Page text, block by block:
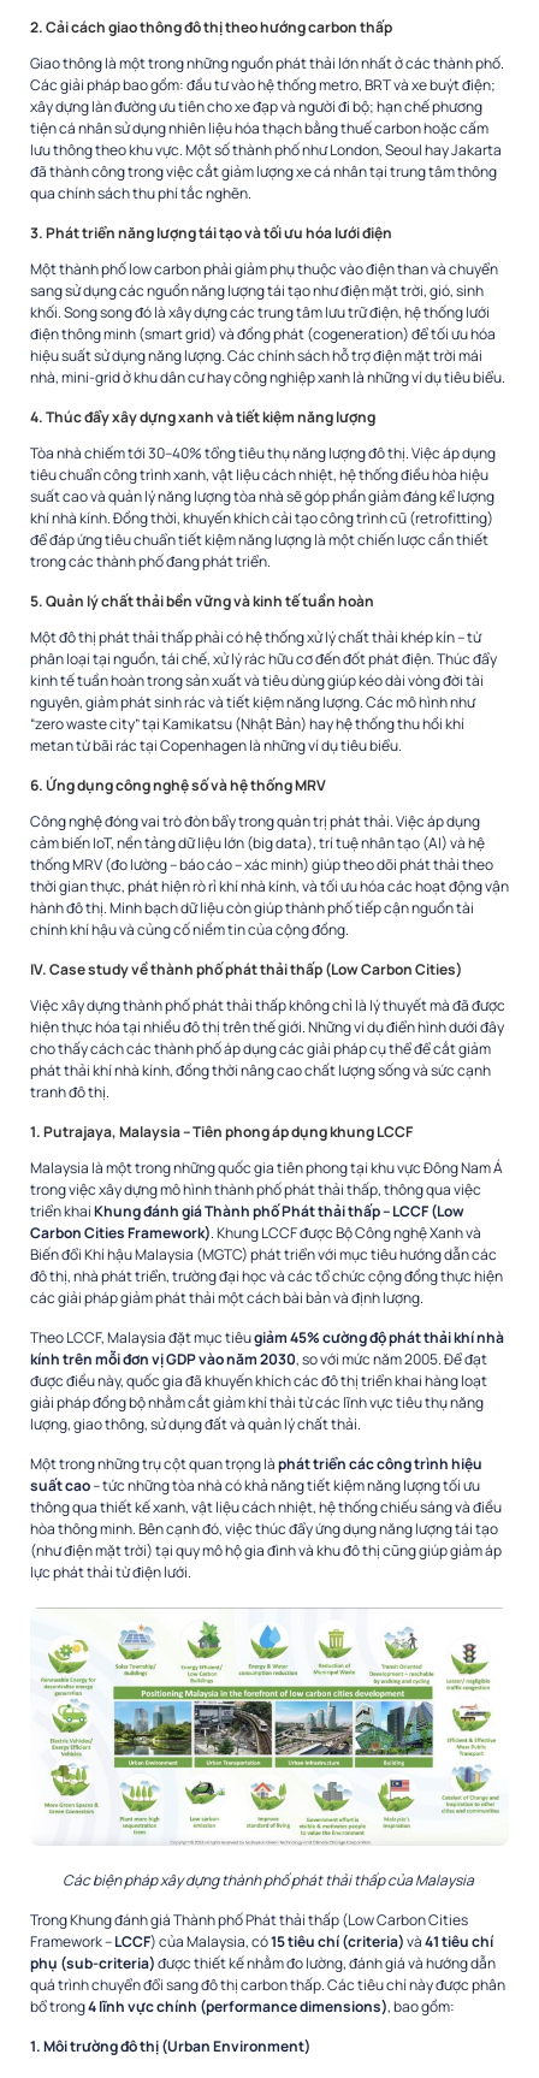
2. Cải cách giao thông đô thị theo hướng carbon thấp
Giao thông là một trong những nguồn phát thải lớn nhất ở các thành phố.
Các giải pháp bao gồm: đầu tư vào hệ thống metro, BRT và xe buýt điện;
xây dựng làn đường ưu tiên cho xe đạp và người đi bộ; hạn chế phương
tiện cá nhân sử dụng nhiên liệu hóa thạch bằng thuế carbon hoặc cấm
lưu thông theo khu vực. Một số thành phố như London, Seoul hay Jakarta
đã thành công trong việc cắt giảm lượng xe cá nhân tại trung tâm thông
qua chính sách thu phí tắc nghẽn.
3. Phát triển năng lượng tái tạo và tối ưu hóa lưới điện
Một thành phố low carbon phải giảm phụ thuộc vào điện than và chuyển
sang sử dụng các nguồn năng lượng tái tạo như điện mặt trời, gió, sinh
khối. Song song đó là xây dựng các trung tâm lưu trữ điện, hệ thống lưới
điện thông minh (smart grid) và đồng phát (cogeneration) để tối ưu hóa
hiệu suất sử dụng năng lượng. Các chính sách hỗ trợ điện mặt trời mái
nhà, mini-grid ở khu dân cư hay công nghiệp xanh là những ví dụ tiêu biểu.
4. Thúc đẩy xây dựng xanh và tiết kiệm năng lượng
Tòa nhà chiếm tới 30–40% tổng tiêu thụ năng lượng đô thị. Việc áp dụng
tiêu chuẩn công trình xanh, vật liệu cách nhiệt, hệ thống điều hòa hiệu
suất cao và quản lý năng lượng tòa nhà sẽ góp phần giảm đáng kể lượng
khí nhà kính. Đồng thời, khuyến khích cải tạo công trình cũ (retrofitting)
để đáp ứng tiêu chuẩn tiết kiệm năng lượng là một chiến lược cần thiết
trong các thành phố đang phát triển.
5. Quản lý chất thải bền vững và kinh tế tuần hoàn
Một đô thị phát thải thấp phải có hệ thống xử lý chất thải khép kín – từ
phân loại tại nguồn, tái chế, xử lý rác hữu cơ đến đốt phát điện. Thúc đẩy
kinh tế tuần hoàn trong sản xuất và tiêu dùng giúp kéo dài vòng đời tài
nguyên, giảm phát sinh rác và tiết kiệm năng lượng. Các mô hình như
“zero waste city” tại Kamikatsu (Nhật Bản) hay hệ thống thu hồi khí
metan từ bãi rác tại Copenhagen là những ví dụ tiêu biểu.
6. Ứng dụng công nghệ số và hệ thống MRV
Công nghệ đóng vai trò đòn bẩy trong quản trị phát thải. Việc áp dụng
cảm biến IoT, nền tảng dữ liệu lớn (big data), trí tuệ nhân tạo (AI) và hệ
thống MRV (đo lường – báo cáo – xác minh) giúp theo dõi phát thải theo
thời gian thực, phát hiện rò rỉ khí nhà kính, và tối ưu hóa các hoạt động vận
hành đô thị. Minh bạch dữ liệu còn giúp thành phố tiếp cận nguồn tài
chính khí hậu và củng cố niềm tin của cộng đồng.
IV. Case study về thành phố phát thải thấp (Low Carbon Cities)
Việc xây dựng thành phố phát thải thấp không chỉ là lý thuyết mà đã được
hiện thực hóa tại nhiều đô thị trên thế giới. Những ví dụ điển hình dưới đây
cho thấy cách các thành phố áp dụng các giải pháp cụ thể để cắt giảm
phát thải khí nhà kính, đồng thời nâng cao chất lượng sống và sức cạnh
tranh đô thị.
1. Putrajaya, Malaysia – Tiên phong áp dụng khung LCCF
Malaysia là một trong những quốc gia tiên phong tại khu vực Đông Nam Á
trong việc xây dựng mô hình thành phố phát thải thấp, thông qua việc
triển khaiKhung đánh giá Thành phố Phát thải thấp – LCCF (Low
Carbon Cities Framework). Khung LCCF được Bộ Công nghệ Xanh và
Biến đổi Khí hậu Malaysia (MGTC) phát triển với mục tiêu hướng dẫn các
đô thị, nhà phát triển, trường đại học và các tổ chức cộng đồng thực hiện
các giải pháp giảm phát thải một cách bài bản và định lượng.
Theo LCCF, Malaysia đặt mục tiêugiảm 45% cường độ phát thải khí nhà
kính trên mỗi đơn vị GDP vào năm 2030, so với mức năm 2005. Để đạt
được điều này, quốc gia đã khuyến khích các đô thị triển khai hàng loạt
giải pháp đồng bộ nhằm cắt giảm khí thải từ các lĩnh vực tiêu thụ năng
lượng, giao thông, sử dụng đất và quản lý chất thải.
Một trong những trụ cột quan trọng làphát triển các công trình hiệu
suất cao– tức những tòa nhà có khả năng tiết kiệm năng lượng tối ưu
thông qua thiết kế xanh, vật liệu cách nhiệt, hệ thống chiếu sáng và điều
hòa thông minh. Bên cạnh đó, việc thúc đẩy ứng dụng năng lượng tái tạo
(như điện mặt trời) tại quy mô hộ gia đình và khu đô thị cũng giúp giảm áp
lực phát thải từ điện lưới.
Các biện pháp xây dựng thành phố phát thải thấp của Malaysia
Trong Khung đánh giá Thành phố Phát thải thấp (Low Carbon Cities
Framework –LCCF) của Malaysia, có15 tiêu chí (criteria)và41 tiêu chí
phụ (sub-criteria)được thiết kế nhằm đo lường, đánh giá và hướng dẫn
quá trình chuyển đổi sang đô thị carbon thấp. Các tiêu chí này được phân
bổ trong4 lĩnh vực chính (performance dimensions), bao gồm:
1. Môi trường đô thị (Urban Environment)